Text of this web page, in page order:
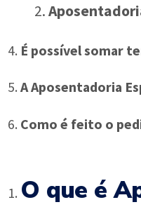
É possível somar
A Aposentadoria
Como é feito o
O que é